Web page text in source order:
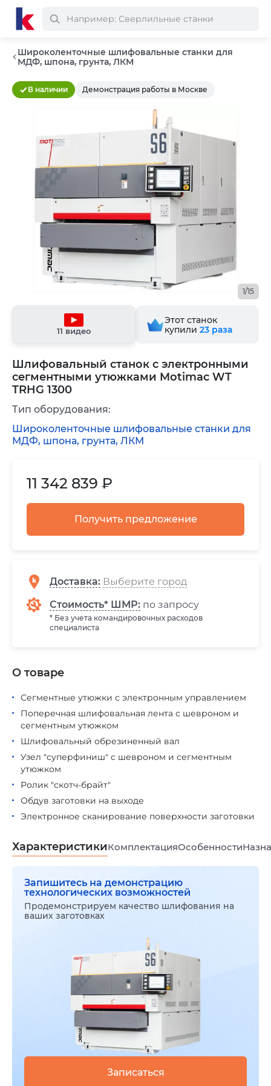
Широколенточные шлифовальные станки для
МДФ, шпона, грунта, ЛКМ
В наличии Демонстрация работы в Москве
Шлифовальный станок с электронными
сегментными утюжками Motimac WT
TRHG 1300
1/15
11 видео
Этот станок
купили 23 раза
11 342 839 ₽
Получить предложение
Доставка:
Стоимость* ШМР: по запросу
* Без учета командировочных расходов
специалиста
Тип оборудования:
Широколенточные шлифовальные станки для
МДФ, шпона, грунта, ЛКМ
Сегментные утюжки с электронным управлением
Поперечная шлифовальная лента с шевроном и
сегментным утюжком
Шлифовальный обрезиненный вал
Узел "суперфиниш" с шевроном и сегментным
утюжком
Ролик "скотч-брайт"
Обдув заготовки на выходе
Электронное сканирование поверхности заготовки
О товаре
ХарактеристикиКомплектацияОсобенности
Запишитесь на демонстрацию
технологических возможностей
Продемонстрируем качество шлифования на
ваших заготовках
Записаться